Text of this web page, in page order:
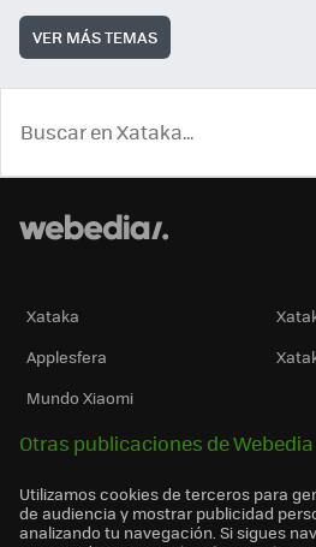
VER MÁS TEMAS
Xataka
Applesfera
Mundo Xiaomi
Otras publicaciones de Webedia
Utilizamos cookies de terceros para
de audiencia y mostrar publicidad
analizando tu navegación. Si sigues